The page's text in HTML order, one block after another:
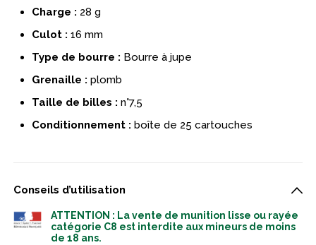
Charge : 28 g
Culot : 16 mm
Type de bourre : Bourre à jupe
Grenaille : plomb
Taille de billes : n°7,5
Conditionnement : boîte de 25 cartouches
Conseils d’utilisation
ATTENTION : La vente de munition lisse ou rayée
catégorie C8 est interdite aux mineurs de moins
de 18 ans.